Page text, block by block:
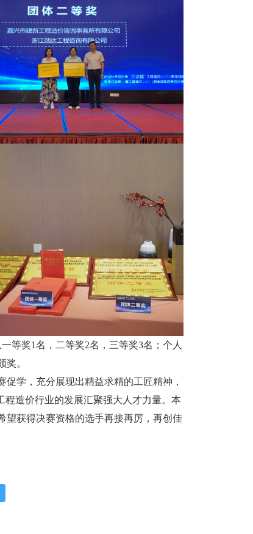
奖1名，二等奖2名，三等奖3名；个人
。
学，充分展现出精益求精的工匠精神，
程造价行业的发展汇聚强大人才力量。本
望获得决赛资格的选手再接再厉，再创佳